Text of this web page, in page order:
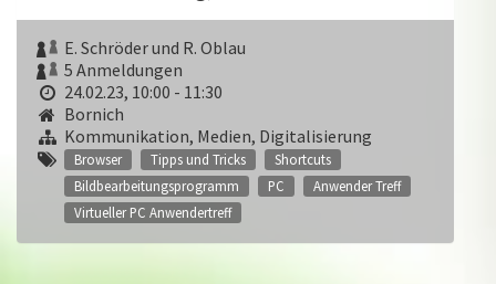
E. Schröder und R. Oblau
5 Anmeldungen
24.02.23, 10:00 - 11:30
Bornich
Kommunikation, Medien, Digitalisierung
Browser Tipps und Tricks
Shortcuts
Bildbearbeitungsprogramm
PC
Anwender Treff
Virtueller PC Anwendertreff